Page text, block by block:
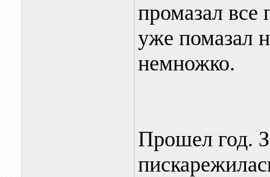
промазал все
уже помазал
немножко.
Прошел год.